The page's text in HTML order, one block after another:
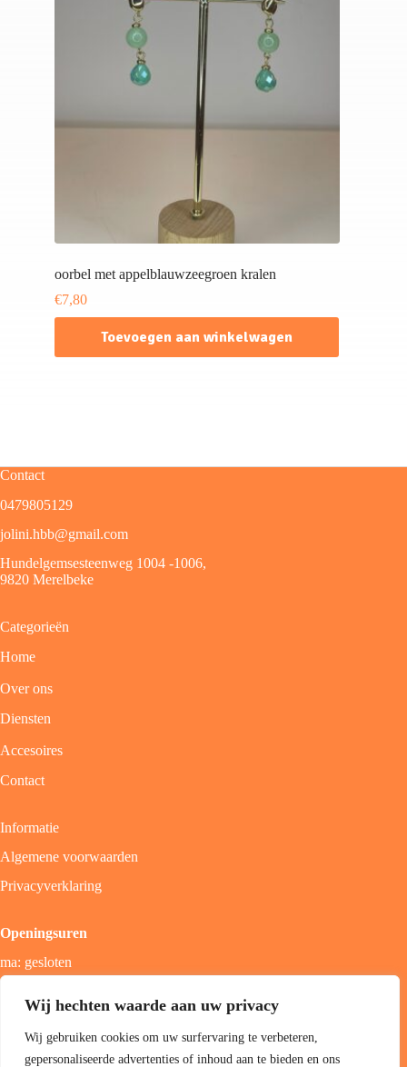
Wij hechten waarde aan uw privacy
Wij gebruiken cookies om uw surfervaring te verbeteren,
gepersonaliseerde advertenties of inhoud aan te bieden en ons
oorbel met appelblauwzeegroen kralen
€7,80
Toevoegen aan winkelwagen
Contact
0479805129
jolini.hbb@gmail.com
Hundelgemsesteenweg 1004 -1006,
9820 Merelbeke
Categorieën
Home
Over ons
Diensten
Accesoires
Contact
Informatie
Algemene voorwaarden
Privacyverklaring
Openingsuren
ma: gesloten
zon; gesloten